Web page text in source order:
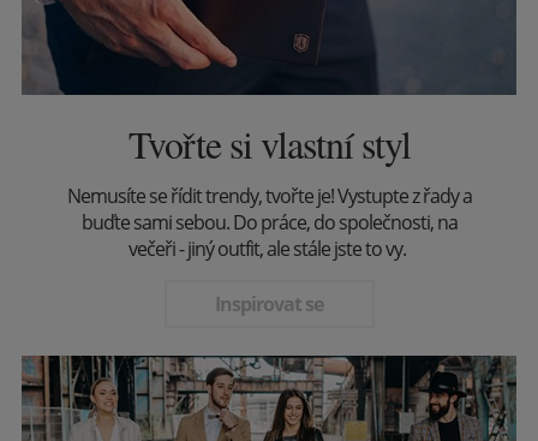
Tvořte si vlastní styl
Nemusíte se řídit trendy, tvořte je! Vystupte z řady a
buďte sami sebou. Do práce, do společnosti, na
večeři - jiný outfit, ale stále jste to vy.
Inspirovat se